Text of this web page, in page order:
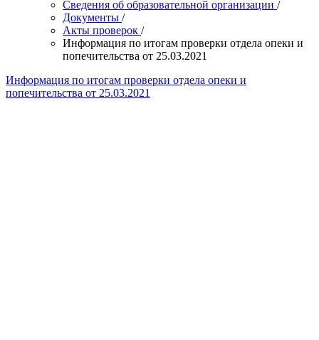
Сведения об образовательной организации /
Документы /
Акты проверок /
Информация по итогам проверки отдела опеки и
попечительства от 25.03.2021
Информация по итогам проверки отдела опеки и
попечительства от 25.03.2021